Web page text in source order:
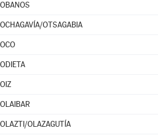
OBANOS
OCHAGAVÍA/OTSAGABIA
OCO
ODIETA
OIZ
OLAIBAR
OLAZTI/OLAZAGUTÍA